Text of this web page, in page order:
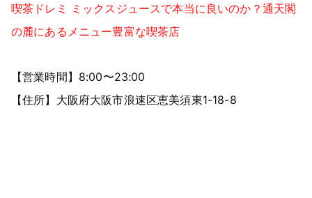
喫茶ドレミ ミックスジュースで本当に良いのか？通天閣
の麓にあるメニュー豊富な喫茶店
【営業時間】8:00〜23:00
【住所】大阪府大阪市浪速区恵美須東1-18-8